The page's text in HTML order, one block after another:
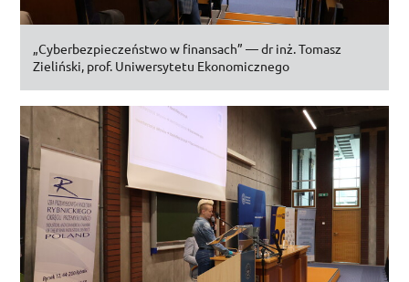
„Cyberbezpieczeństwo w finansach” —dr inż.Tomasz
Zieliński, prof. Uniwersytetu Ekonomicznego